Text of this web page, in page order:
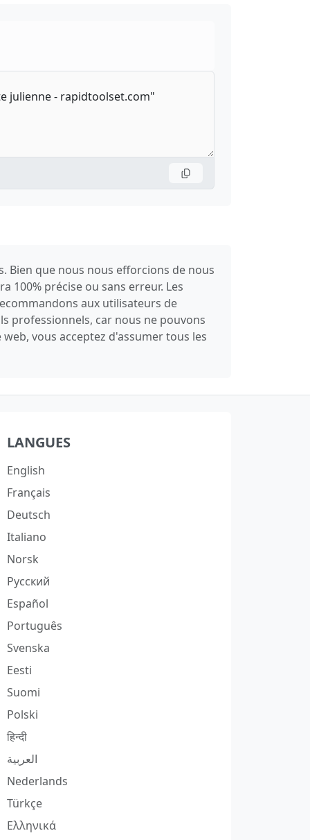
Bien que nous nous efforcions de nous
100% précise ou sans erreur. Les
aux utilisateurs de
professionnels, car nous ne pouvons
vous acceptez d'assumer tous les
LANGUES
English
Français
Deutsch
Italiano
Norsk
Русский
Español
Português
Svenska
Eesti
Suomi
Polski
हिन्दी
العربية
Nederlands
Türkçe
Ελληνικά